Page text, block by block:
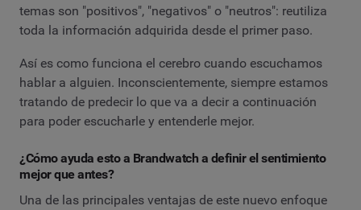
temas son "positivos", "negativos" o "neutros": reutiliza
toda la información adquirida desde el primer paso.
Así es como funciona el cerebro cuando escuchamos
hablar a alguien. Inconscientemente, siempre estamos
tratando de predecir lo que va a decir a continuación
para poder escucharle y entenderle mejor.
¿Cómo ayuda esto a Brandwatch a definir el sentimiento
mejor que antes?
Una de las principales ventajas de este nuevo enfoque